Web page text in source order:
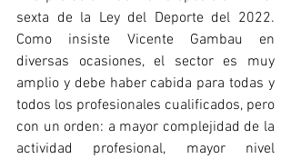
sexta de la Ley del Deporte del 2022.
Como insiste Vicente Gambau en
diversas ocasiones, el sector es muy
amplio y debe haber cabida para todas y
todos los profesionales cualificados, pero
con un orden: a mayor complejidad de la
actividad profesional, mayor nivel